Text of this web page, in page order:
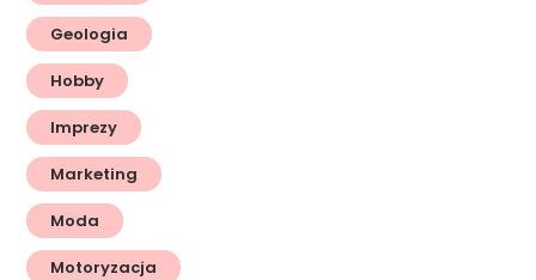
Geologia
Hobby
Imprezy
Marketing
Moda
Motoryzacja